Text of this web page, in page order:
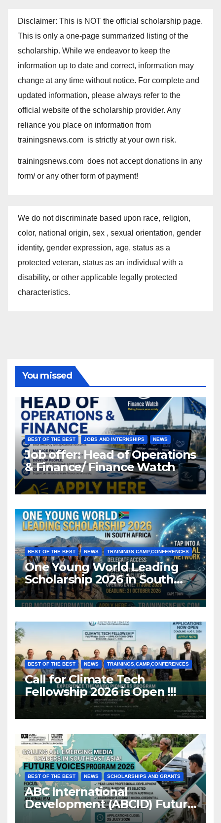
Disclaimer: This is NOT the official scholarship page.
This is only a one-page summarized listing of the
scholarship. While we endeavor to keep the
information up to date and correct, information may
change at any time without notice. For complete and
updated information, please always refer to the
official website of the scholarship provider. Any
reliance you place on information from
trainingsnews.com is strictly at your own risk.
trainingsnews.com does not accept donations in any
form/ or any other form of payment!
We do not discriminate based upon race, religion,
color, national origin, sex , sexual orientation, gender
identity, gender expression, age, status as a
protected veteran, status as an individual with a
disability, or other applicable legally protected
characteristics.
You missed
BEST OF THE BEST JOBS AND INTERNSHIPS NEWS
Job offer: Head of Operations
& Finance/ Finance Watch
BEST OF THE BEST NEWS TRAININGS,CAMP,CONFERENCES
One Young World Leading
Scholarship 2026 in South
Africa (Fully Funded)
BEST OF THE BEST NEWS TRAININGS,CAMP,CONFERENCES
Call for Climate Tech
Fellowship 2026 is Open !!!
BEST OF THE BEST NEWS SCHOLARSHIPS AND GRANTS
ABC International
Development (ABCID) Future
Voices Program 2026